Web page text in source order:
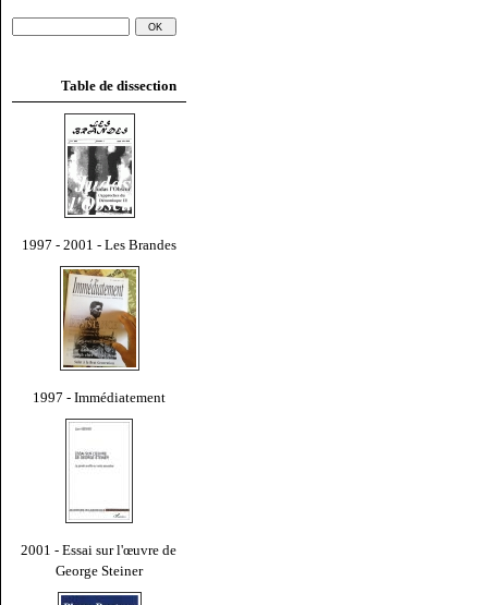
Table de dissection
1997 - 2001 - Les Brandes
1997 - Immédiatement
2001 - Essai sur l'œuvre de
George Steiner